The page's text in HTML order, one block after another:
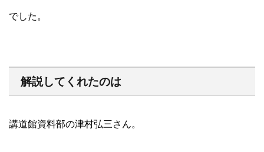
でした。
解説してくれたのは
講道館資料部の津村弘三さん。